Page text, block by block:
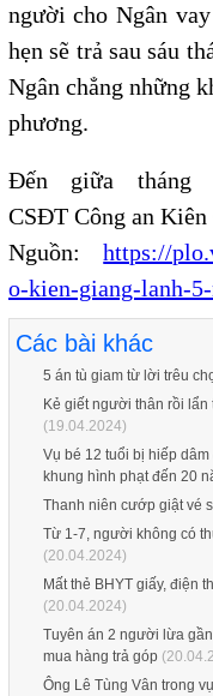
người cho Ngân
hẹn sẽ trả sau sáu
Ngân chẳng những
phương.
Đến giữa tháng
CSĐT Công an
Nguồn:https://
o-kien-giang-lanh-
Các bài khác
5 án tù giam từ lời trêu
Kẻ giết người thân rồi
(19.04.2024)
Vụ bé 12 tuổi bị hiếp
khung hình phạt đến 20
Thanh niên cướp giật vé
Từ 1-7, người không có
(20.04.2024)
Mất thẻ BHYT giấy, điện
(20.04.2024)
Tuyên án 2 người lừa
mua hàng trả góp
Ông Lê Tùng Vân trong